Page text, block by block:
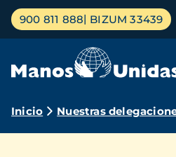
Pasar
contenido
Menú
principal
900 811 888 BIZUM 33439
Ruta
Inicio Nuestras